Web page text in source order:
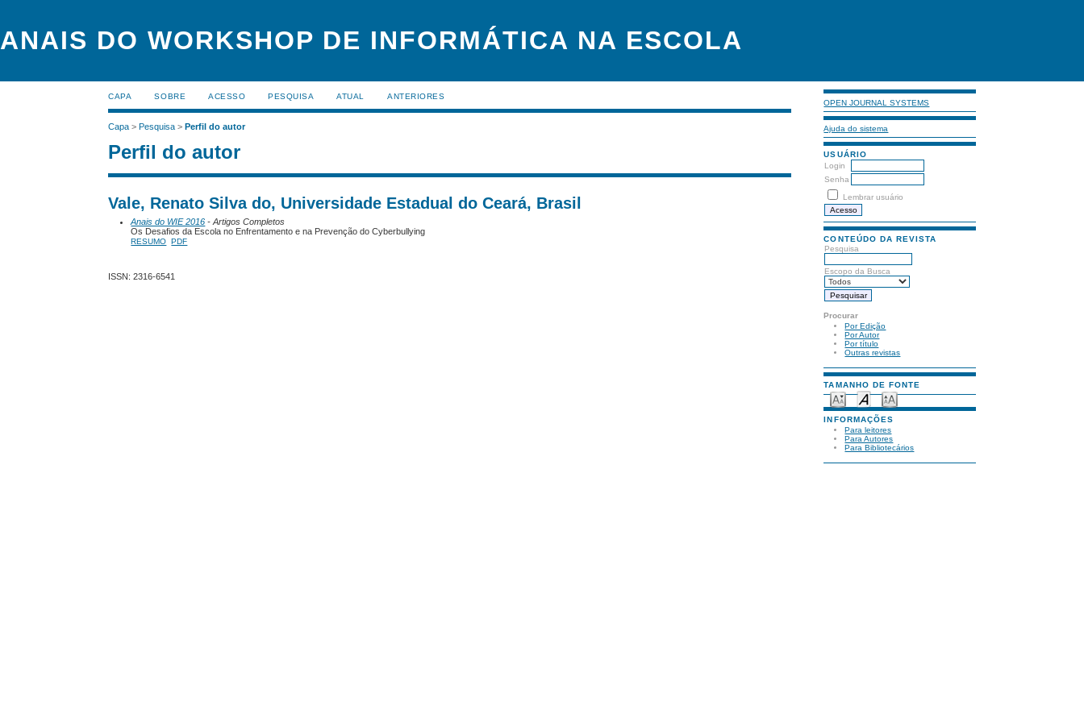
ANAIS DO WORKSHOP DE INFORMÁTICA NA ESCOLA
OPEN JOURNAL SYSTEMS
Ajuda do sistema
USUÁRIO
Login
Senha
Lembrar usuário
CONTEÚDO DA REVISTA
Pesquisa
Escopo da Busca
Procurar
Por Edição
Por Autor
Por título
Outras revistas
TAMANHO DE FONTE
INFORMAÇÕES
Para leitores
Para Autores
Para Bibliotecários
CAPA SOBRE ACESSO PESQUISA ATUAL ANTERIORES
Capa >Pesquisa >Perfil do autor
Perfil do autor
Vale, Renato Silva do, Universidade Estadual do Ceará, Brasil
Anais do WIE 2016 - Artigos Completos
Os Desafios da Escola no Enfrentamento e na Prevenção do Cyberbullying
RESUMO PDF
ISSN: 2316-6541